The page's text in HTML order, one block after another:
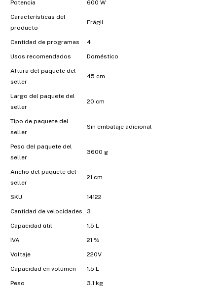
Potencia 600 W
Características del
producto
Frágil
Cantidad de programas 4
Usos recomendados Doméstico
Altura del paquete del
seller
45 cm
Largo del paquete del
seller
20 cm
Tipo de paquete del
seller
Sin embalaje adicional
Peso del paquete del
seller
3600 g
Ancho del paquete del
seller
21 cm
SKU 14122
Cantidad de velocidades 3
Capacidad útil 1.5 L
IVA 21 %
Voltaje 220V
Capacidad en volumen 1.5 L
Peso 3.1 kg